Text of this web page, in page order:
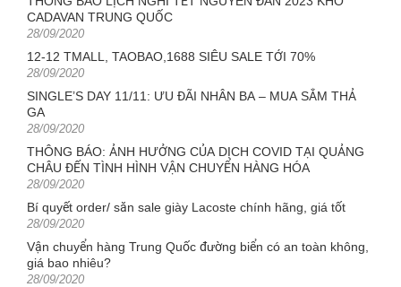
CADAVAN TRUNG QUỐC
Posted
28/09/2020
12-12 TMALL, TAOBAO,1688 SIÊU SALE TỚI 70%
Posted
28/09/2020
SINGLE’S DAY 11/11: ƯU ĐÃI NHÂN BA – MUA SẮM THẢ
GA
Posted
28/09/2020
THÔNG BÁO: ẢNH HƯỞNG CỦA DỊCH COVID TẠI QUẢNG
CHÂU ĐẾN TÌNH HÌNH VẬN CHUYỂN HÀNG HÓA
Posted
28/09/2020
Bí quyết order/ săn sale giày Lacoste chính hãng, giá tốt
Posted
28/09/2020
Vận chuyển hàng Trung Quốc đường biển có an toàn không,
giá bao nhiêu?
Posted
28/09/2020